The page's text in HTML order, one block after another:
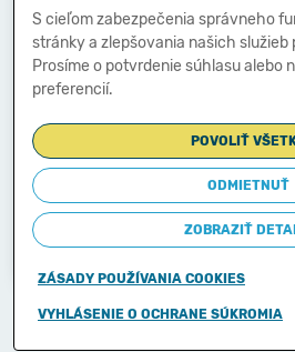
-
E-mailová adresa:
-
Zostavená dňa:
28.03.2014
Schválená dňa:
-
S cieľom zabezpečenia správneho
stránky a zlepšovania našich služieb
Prosíme o potvrdenie súhlasu alebo
preferencií.
POVOLIŤ
ODMIETNUŤ
ZOBRAZIŤ
ZÁSADY POUŽÍVANIA COOKIES
VYHLÁSENIE O OCHRANE SÚKROMIA
Copyright © 2011-